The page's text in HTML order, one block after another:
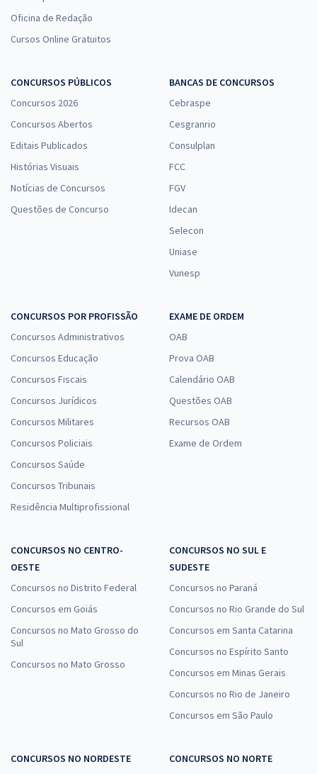
Oficina de Redação
Cursos Online Gratuitos
CONCURSOS PÚBLICOS
Concursos 2026
Concursos Abertos
Editais Publicados
Histórias Visuais
Notícias de Concursos
Questões de Concurso
BANCAS DE CONCURSOS
Cebraspe
Cesgranrio
Consulplan
FCC
FGV
Idecan
Selecon
Uniase
Vunesp
CONCURSOS POR PROFISSÃO
Concursos Administrativos
Concursos Educação
Concursos Fiscais
Concursos Jurídicos
Concursos Militares
Concursos Policiais
Concursos Saúde
Concursos Tribunais
Residência Multiprofissional
EXAME DE ORDEM
OAB
Prova OAB
Calendário OAB
Questões OAB
Recursos OAB
Exame de Ordem
CONCURSOS NO CENTRO-
OESTE
Concursos no Distrito Federal
Concursos em Goiás
Concursos no Mato Grosso do
Sul
Concursos no Mato Grosso
CONCURSOS NO SUL E
SUDESTE
Concursos no Paraná
Concursos no Rio Grande do Sul
Concursos em Santa Catarina
Concursos no Espírito Santo
Concursos em Minas Gerais
Concursos no Rio de Janeiro
Concursos em São Paulo
CONCURSOS NO NORDESTE
CONCURSOS NO NORTE